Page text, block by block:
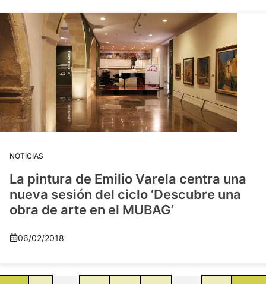
NOTICIAS
La pintura de Emilio Varela centra una
nueva sesión del ciclo ‘Descubre una
obra de arte en el MUBAG’
06/02/2018